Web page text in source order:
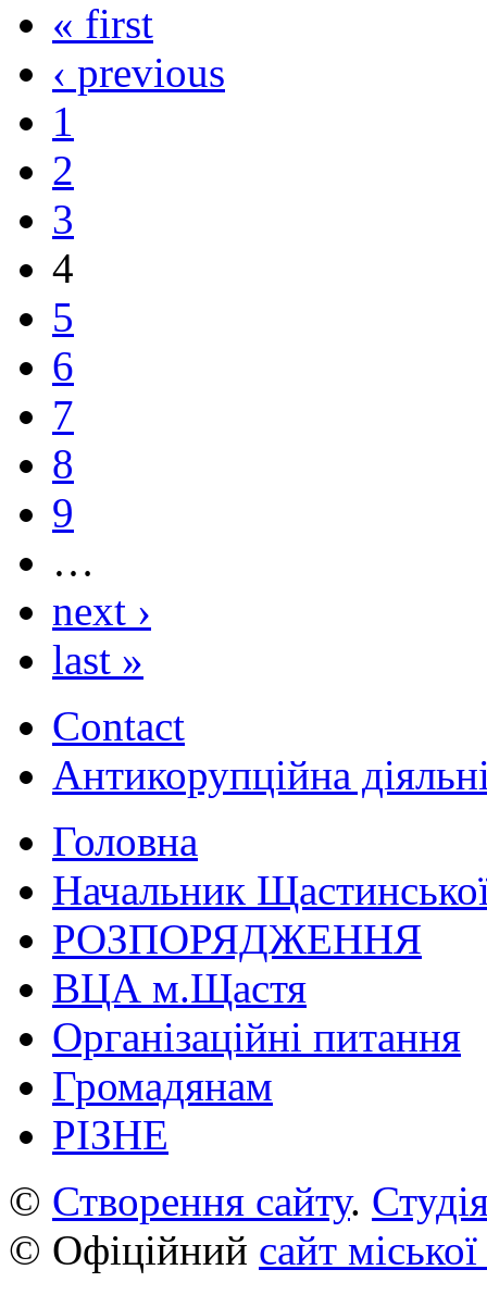
« first
‹ previous
1
2
3
4
5
6
7
8
9
…
next ›
last »
Contact
Антикорупційна
Головна
Начальник
РОЗПОРЯДЖЕННЯ
ВЦА м.Щастя
Організаційні питання
Громадянам
РІЗНЕ
© Створення сайту.
© Офіційний сайт